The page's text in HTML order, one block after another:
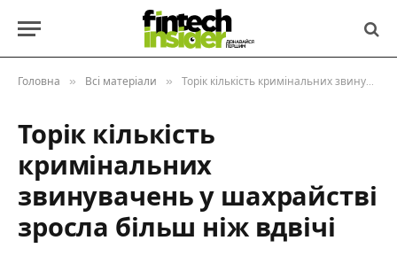
Головна » Всі матеріали » Торік кількість кримінальних звинувачень у шахрайстві зросла більш ніж вдвічі
Торік кількість
кримінальних
звинувачень у шахрайстві
зросла більш ніж вдвічі